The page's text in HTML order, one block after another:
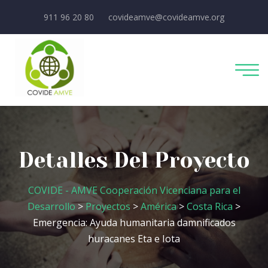
911 96 20 80 covideamve@covideamve.org
Detalles Del Proyecto
COVIDE - AMVE Cooperación Vicenciana para el
Desarrollo>Proyectos >América>Costa Rica >
Emergencia: Ayuda humanitaria damnificados
huracanes Eta e Iota